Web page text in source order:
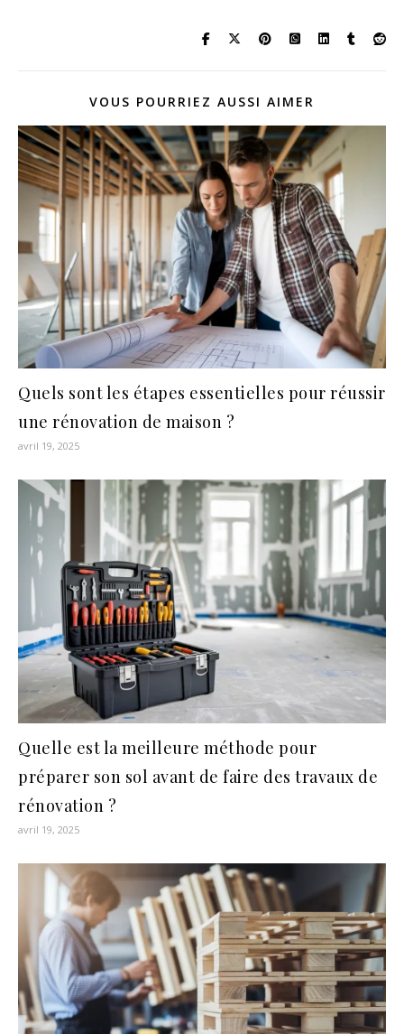
VOUS POURRIEZ AUSSI AIMER
Quels sont les étapes essentielles pour réussir
une rénovation de maison ?
avril 19, 2025
Quelle est la meilleure méthode pour
préparer son sol avant de faire des travaux de
rénovation ?
avril 19, 2025